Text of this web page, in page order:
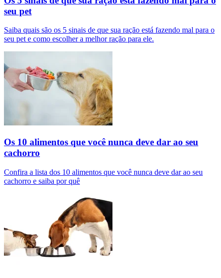
seu pet
Saiba quais são os 5 sinais de que sua ração está fazendo mal para o
seu pet e como escolher a melhor ração para ele.
Os 10 alimentos que você nunca deve dar ao seu
cachorro
Confira a lista dos 10 alimentos que você nunca deve dar ao seu
cachorro e saiba por quê